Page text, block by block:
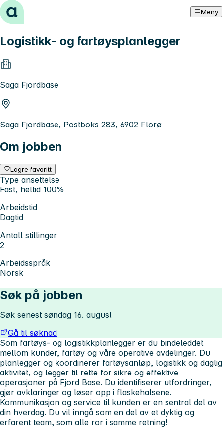
Hopp til innhold Meny
Logistikk- og fartøysplanlegger
Saga Fjordbase
Saga Fjordbase, Postboks 283, 6902 Florø
Om jobben
Lagre favoritt
Type ansettelse
Fast, heltid 100%
Arbeidstid
Dagtid
Antall stillinger
2
Arbeidsspråk
Norsk
Søk på jobben
Søk senest søndag 16. august
Gå til søknad
Som fartøys- og logistikkplanlegger er du bindeleddet
mellom kunder, fartøy og våre operative avdelinger. Du
planlegger og koordinerer fartøysanløp, logistikk og daglig
aktivitet, og legger til rette for sikre og effektive
operasjoner på Fjord Base. Du identifiserer utfordringer,
gjør avklaringer og løser opp i flaskehalsene.
Kommunikasjon og service til kunden er en sentral del av
din hverdag. Du vil inngå som en del av et dyktig og
erfarent team, som alle ror i samme retning!